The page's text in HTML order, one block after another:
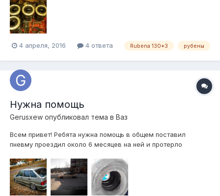
Сильфон - 1500руб. Полукомплект - 2500руб. Обмен на
rubena 130*2. Возможен обоснованный торг. Отправлю ТК.
4 апреля, 2016 4 ответа Rubena 130*3 рубены
Нужна помощь
Gerusxew опубликовал тема в Ваз
Всем привет! Ребята нужна помощь в общем поставил
пневму проездил около 6 месяцев на ней и протерло
протерло ее из нутри об шток или об стойку. Балка смещенна
пластинами на 2 и 2.5. Помогите найти причину! очень буду
благодарен любым советам и и...